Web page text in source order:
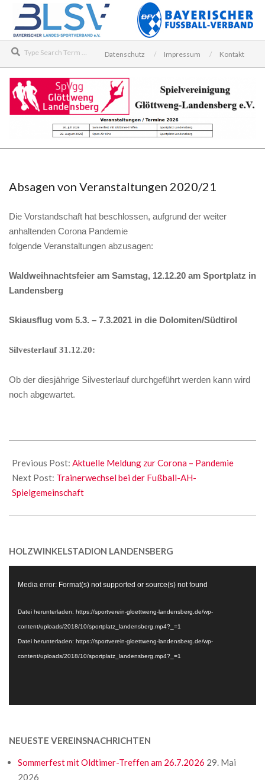
content
Datenschutz
Impressum Kontakt
SPIELVEREINIGUNG
LANDENSBERG
E.V.
Menu
Absagen von Veranstaltungen 2020/21
Die Vorstandschaft hat beschlossen, aufgrund der weiter
anhaltenden Corona Pandemie
folgende Veranstaltungen abzusagen:
Waldweihnachtsfeier am Samstag, 12.12.20 am Sportplatz in
Landensberg
Skiausflug vom 5.3. – 7.3.2021 in die Dolomiten/Südtirol
Silvesterlauf 31.12.20:
Ob der diesjährige Silvesterlauf durchgeführt werden kann wird
noch abgewartet.
11-
19
Previous Post: Aktuelle Meldung zur Corona – Pandemie
Next Post: Trainerwechsel bei der Fußball-AH-
Spielgemeinschaft
HOLZWINKELSTADION LANDENSBERG
Player
Media error: Format(s) not supported or source(s) not found
Datei herunterladen: https://sportverein-gloettweng-landensberg.de/wp-
content/uploads/2018/10/sportplatz_landensberg.mp4?_=1
Datei herunterladen: https://sportverein-gloettweng-landensberg.de/wp-
content/uploads/2018/10/sportplatz_landensberg.mp4?_=1
NEUESTE VEREINSNACHRICHTEN
Sommerfest mit Oldtimer-Treffen am 26.7.2026 29. Mai
2026